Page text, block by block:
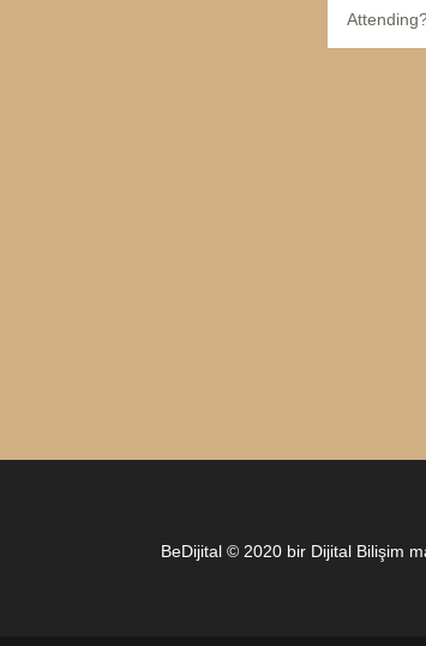
BeDijital © 2020 bir Dijital Bilişim